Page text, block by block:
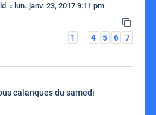
« lun. janv. 23, 2017 9:11 pm
1
… 4 5 6 7
calanques du samedi